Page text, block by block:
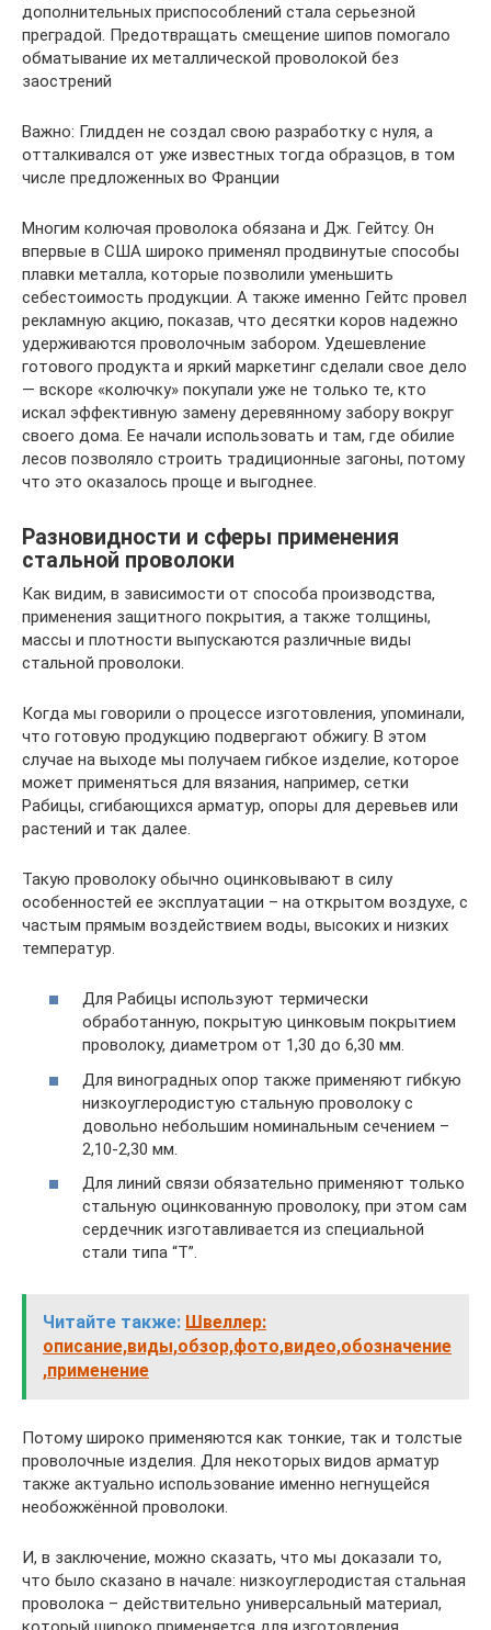
дополнительных приспособлений стала серьезной
преградой. Предотвращать смещение шипов помогало
обматывание их металлической проволокой без
заострений
Важно: Глидден не создал свою разработку с нуля, а
отталкивался от уже известных тогда образцов, в том
числе предложенных во Франции
Многим колючая проволока обязана и Дж. Гейтсу. Он
впервые в США широко применял продвинутые способы
плавки металла, которые позволили уменьшить
себестоимость продукции. А также именно Гейтс провел
рекламную акцию, показав, что десятки коров надежно
удерживаются проволочным забором. Удешевление
готового продукта и яркий маркетинг сделали свое дело
— вскоре «колючку» покупали уже не только те, кто
искал эффективную замену деревянному забору вокруг
своего дома. Ее начали использовать и там, где обилие
лесов позволяло строить традиционные загоны, потому
что это оказалось проще и выгоднее.
Разновидности и сферы применения
стальной проволоки
Как видим, в зависимости от способа производства,
применения защитного покрытия, а также толщины,
массы и плотности выпускаются различные виды
стальной проволоки.
Когда мы говорили о процессе изготовления, упоминали,
что готовую продукцию подвергают обжигу. В этом
случае на выходе мы получаем гибкое изделие, которое
может применяться для вязания, например, сетки
Рабицы, сгибающихся арматур, опоры для деревьев или
растений и так далее.
Такую проволоку обычно оцинковывают в силу
особенностей ее эксплуатации – на открытом воздухе, с
частым прямым воздействием воды, высоких и низких
температур.
Для Рабицы используют термически
обработанную, покрытую цинковым покрытием
проволоку, диаметром от 1,30 до 6,30 мм.
Для виноградных опор также применяют гибкую
низкоуглеродистую стальную проволоку с
довольно небольшим номинальным сечением –
2,10-2,30 мм.
Для линий связи обязательно применяют только
стальную оцинкованную проволоку, при этом сам
сердечник изготавливается из специальной
стали типа “Т”.
Читайте также: Швеллер:
описание,виды,обзор,фото,видео,обозначение
,применение
Потому широко применяются как тонкие, так и толстые
проволочные изделия. Для некоторых видов арматур
также актуально использование именно негнущейся
необожжённой проволоки.
И, в заключение, можно сказать, что мы доказали то,
что было сказано в начале: низкоуглеродистая стальная
проволока – действительно универсальный материал,